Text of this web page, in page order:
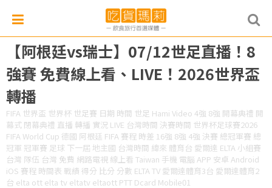
【阿根廷vs瑞士】07/12世足直播！8
強賽 免費線上看、LIVE！2026世界盃
轉播
FIFA 世界盃 世界杯 世足賽 日期 時間 世足 Hami Video 4強 8強 開幕典禮 開
幕式 閉幕典禮 直播 轉播 實況 LIVE 台灣時間 決賽時間 世界杯足球賽2026
FIFA World Cup 德國 阿根廷 FIFA 賽程 時差 16強 8強 4強 決賽 總冠軍賽 總
冠軍 冠軍賽 足球 下一屆 地主國 台灣時間 緯來 體育台 愛爾達 ELTA 小組賽
台灣 隊伍 台灣 免費 網路電視 線上看 Taiwan 手機 電腦 APP 安卓 Android
iOS 賽程 時間表 戰績 得分 比分 分數 ELTA TV 愛爾達體育3台 愛爾達體育2
台 elta ott elta tv eltatv eltaott PTT Dcard Mobile01